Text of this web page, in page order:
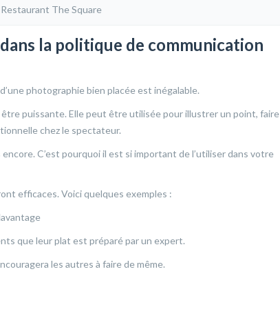
The Square
la politique de communication
photographie bien placée est inégalable.
puissante. Elle peut être utilisée pour illustrer un point, faire
chez le spectateur.
C’est pourquoi il est si important de l’utiliser dans votre
efficaces. Voici quelques exemples :
que leur plat est préparé par un expert.
les autres à faire de même.